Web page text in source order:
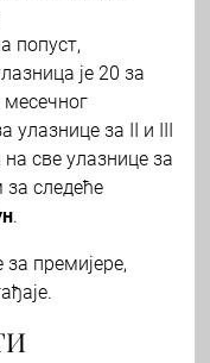
попуст,
је 20 за
улазнице за II и III
на све улазнице за
следеће
.
премијере,